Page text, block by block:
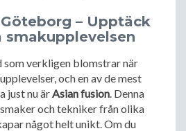
– Upptäck
som verkligen blomstrar när
och en av de mest
just nu är Asian fusion . Denna
och tekniker från olika
något helt unikt. Om du